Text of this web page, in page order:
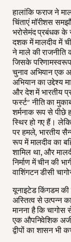
हालांकि फराज ने
चिंताएं मॉरीशस
भरोसेमंद प्रबंधक के
दशक में मालदीव में
ने माले की राजनीति
जिसके
चुनाव अभियान एक
अभियान का उद्देश्य
और देश में भारतीय
फर्स्ट" नीति का
शर्मनाक रूप से पीछे
स्थिर हो गए हैं।
पर हमले, भारतीय
रूप में मालदीव का
शामिल था, और
निर्माण में चीन की
वाशिंगटन डीसी
यूनाइटेड किंगडम की
अस्तित्व से उत्पन्न
मानना है कि
एक औपनिवेशिक
द्वीपों का शासन भी